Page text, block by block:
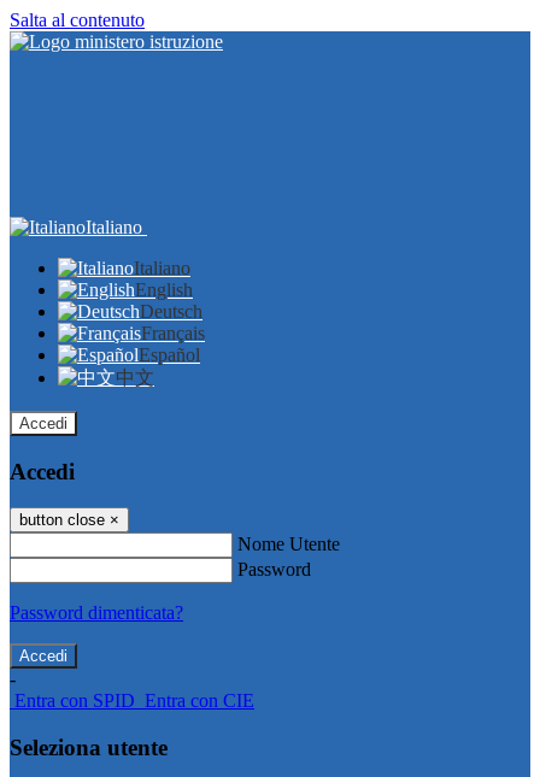
Salta al contenuto
Italiano
Italiano
English
Deutsch
Français
Español
中文
Accedi
Accedi
button close ×
Nome Utente
Password
Password dimenticata?
-
Entra con SPID Entra con CIE
Seleziona utente